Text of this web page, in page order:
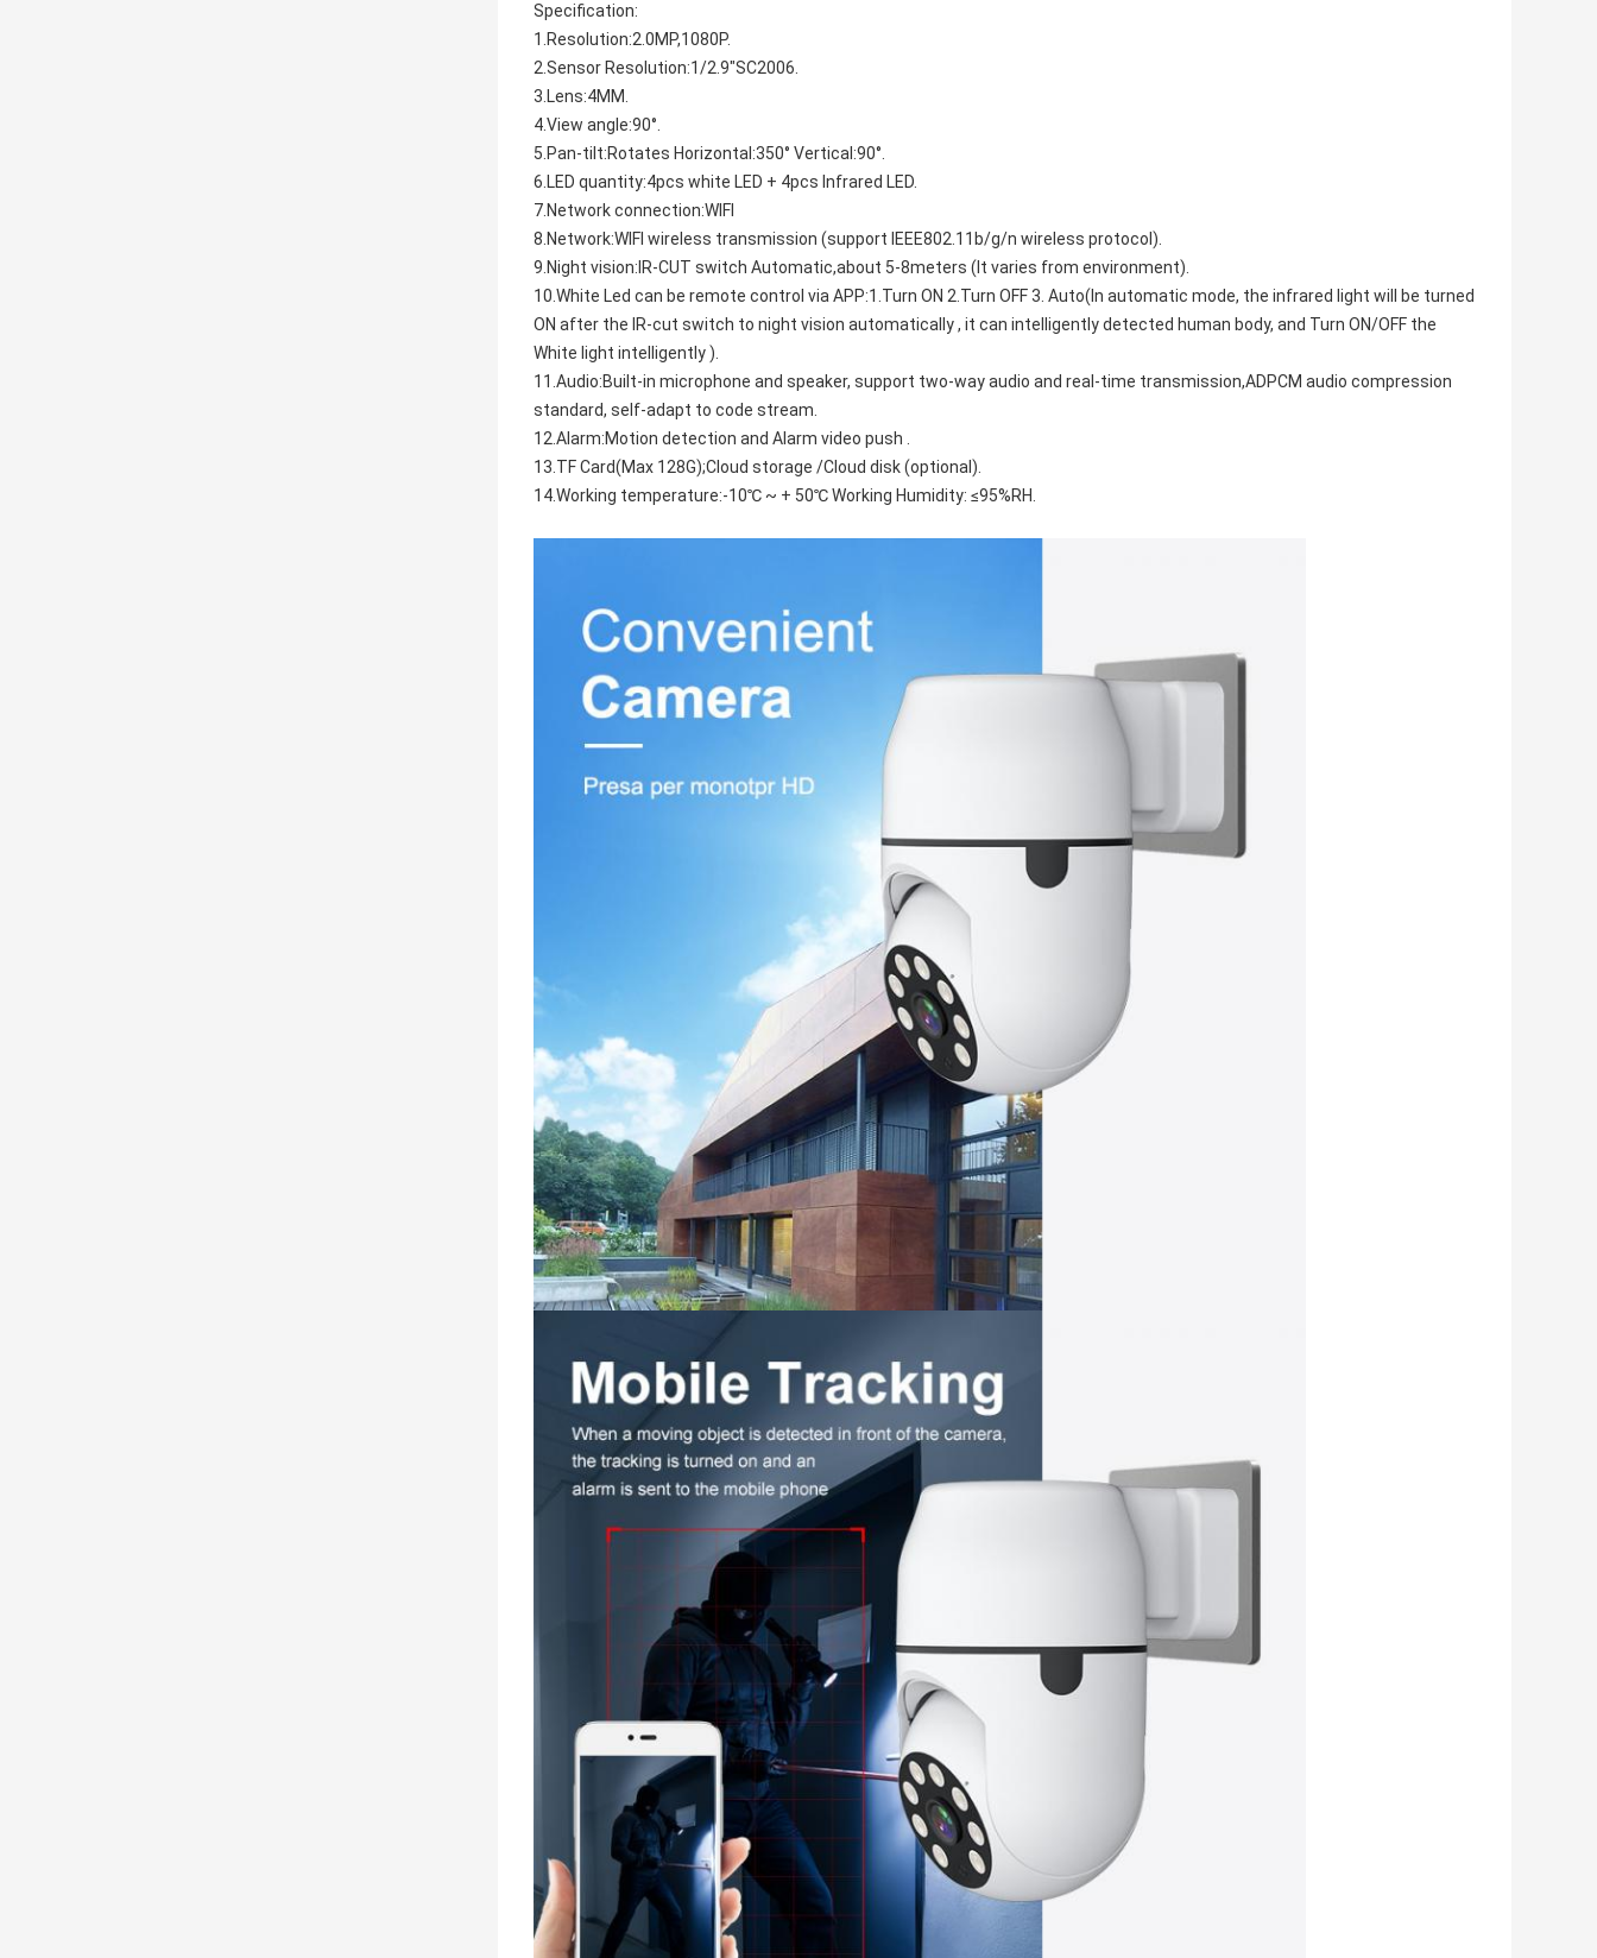
Specification:
1.Resolution:2.0MP,1080P.
2.Sensor Resolution:1/2.9"SC2006.
3.Lens:4MM.
4.View angle:90°.
5.Pan-tilt:Rotates Horizontal:350° Vertical:90°.
6.LED quantity:4pcs white LED + 4pcs Infrared LED.
7.Network connection:WIFI
8.Network:WIFI wireless transmission (support IEEE802.11b/g/n wireless protocol).
9.Night vision:IR-CUT switch Automatic,about 5-8meters (It varies from environment).
10.White Led can be remote control via APP:1.Turn ON 2.Turn OFF 3. Auto(In automatic mode, the infrared light will be turned
ON after the IR-cut switch to night vision automatically , it can intelligently detected human body, and Turn ON/OFF the
White light intelligently ).
11.Audio:Built-in microphone and speaker, support two-way audio and real-time transmission,ADPCM audio compression
standard, self-adapt to code stream.
12.Alarm:Motion detection and Alarm video push .
13.TF Card(Max 128G);Cloud storage /Cloud disk (optional).
14.Working temperature:-10℃ ~ + 50℃ Working Humidity: ≤95%RH.